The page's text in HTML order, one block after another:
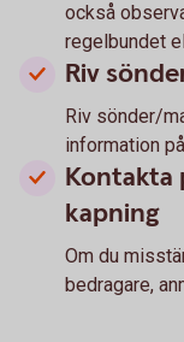
också
regelbundet
Riv
Riv sönder/
information
Kontakta
kapning
Om du
bedragare,